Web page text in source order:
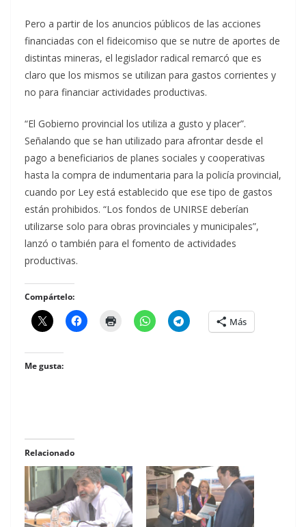
Pero a partir de los anuncios públicos de las acciones
financiadas con el fideicomiso que se nutre de aportes de
distintas mineras, el legislador radical remarcó que es
claro que los mismos se utilizan para gastos corrientes y
no para financiar actividades productivas.
“El Gobierno provincial los utiliza a gusto y placer”.
Señalando que se han utilizado para afrontar desde el
pago a beneficiarios de planes sociales y cooperativas
hasta la compra de indumentaria para la policía provincial,
cuando por Ley está establecido que ese tipo de gastos
están prohibidos. “Los fondos de UNIRSE deberían
utilizarse solo para obras provinciales y municipales”,
lanzó o también para el fomento de actividades
productivas.
Compártelo:
Más
Me gusta:
Relacionado